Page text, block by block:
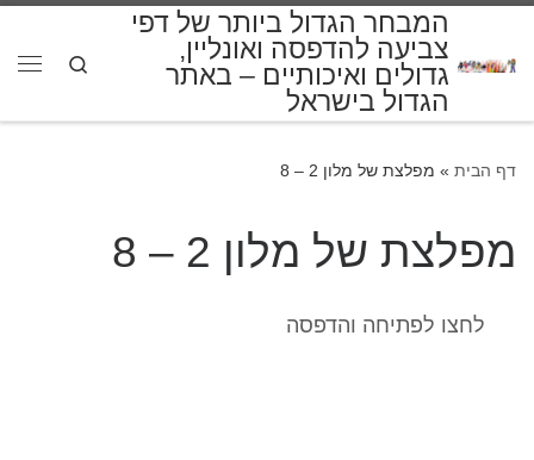
המבחר הגדול ביותר של דפי
צביעה להדפסה ואונליין,
גדולים ואיכותיים – באתר
הגדול בישראל
Search
דף הבית » מפלצת של מלון 2 – 8
מפלצת של מלון 2 – 8
לחצו לפתיחה והדפסה